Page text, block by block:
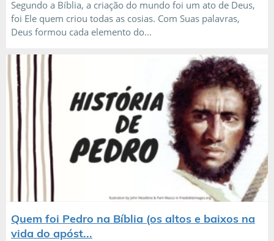
Segundo a Bíblia, a criação do mundo foi um ato de Deus,
foi Ele quem criou todas as cosias. Com Suas palavras,
Deus formou cada elemento do...
Quem foi Pedro na Bíblia (os altos e baixos na
vida do apóst...